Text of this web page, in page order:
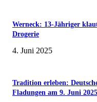
Werneck: 13-Jähriger
Drogerie
4. Juni 2025
Tradition erleben:
Fladungen am 9. Juni 2025